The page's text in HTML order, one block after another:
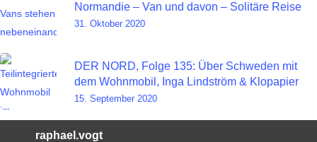
Normandie – Van und davon – Solitäre Reise
31. Oktober 2020
DER NORD, Folge 135: Über Schweden mit
dem Wohnmobil, Inga Lindström & Klopapier
15. September 2020
raphael.vogt